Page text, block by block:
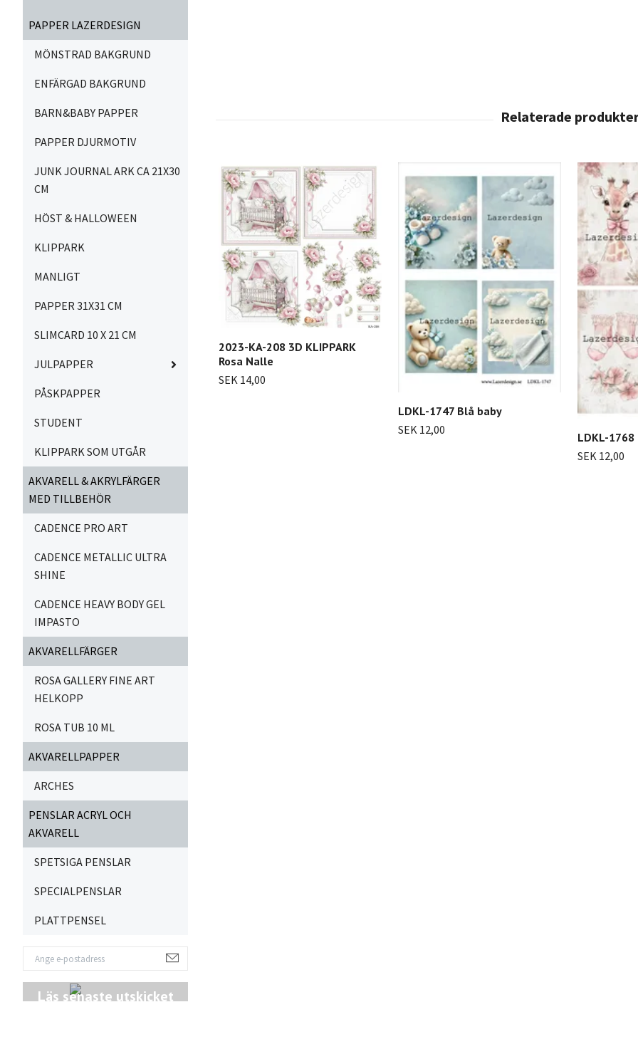
PAPPER LAZERDESIGN
MÖNSTRAD BAKGRUND
ENFÄRGAD BAKGRUND
BARN&BABY PAPPER
PAPPER DJURMOTIV
JUNK JOURNAL ARK CA 21X30
CM
HÖST & HALLOWEEN
KLIPPARK
MANLIGT
PAPPER 31X31 CM
SLIMCARD 10 X 21 CM
JULPAPPER
PÅSKPAPPER
STUDENT
KLIPPARK SOM UTGÅR
AKVARELL & AKRYLFÄRGER
MED TILLBEHÖR
CADENCE PRO ART
CADENCE METALLIC ULTRA
SHINE
CADENCE HEAVY BODY GEL
IMPASTO
AKVARELLFÄRGER
ROSA GALLERY FINE ART
HELKOPP
ROSA TUB 10 ML
AKVARELLPAPPER
ARCHES
PENSLAR ACRYL OCH
AKVARELL
SPETSIGA PENSLAR
SPECIALPENSLAR
PLATTPENSEL
Läs senaste utskicket
2023-KA-208 3D KLIPPARK
Rosa Nalle
SEK 14,00
LDKL-1747 Blå baby
SEK 12,00
LDKL-1768
SEK 12,00